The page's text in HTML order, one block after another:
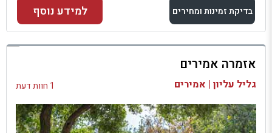
בדיקת זמינות ומחירים
למתחם זה
בדיקת זמינות ומחירים
למידע נוסף
אזמרה אמירים
גליל עליון | אמירים 1 חוות דעת